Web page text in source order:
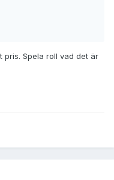
pris. Spela roll vad det är